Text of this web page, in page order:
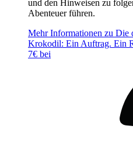
und den Hinweisen zu
Abenteuer führen.
Mehr Informationen zu Die
Krokodil: Ein Auftrag. Ein
7€ bei